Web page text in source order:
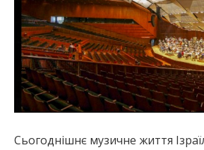
Сьогоднішнє музичне життя